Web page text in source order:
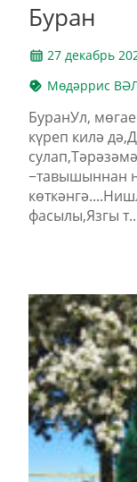
Буран
27 декабрь
Мөдәррис
БуранУл,
күреп килә
−тавышыннан
фасылы,Язгы